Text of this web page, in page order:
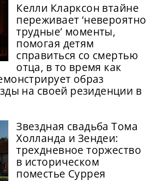
Келли Кларксон втайне
переживает ‘невероятно
трудные’ моменты,
помогая детям
справиться со смертью
отца, в то время как
образ
на своей резиденции в
Звездная свадьба Тома
Холланда и Зендеи:
трехдневное торжество
в историческом
поместье Суррея